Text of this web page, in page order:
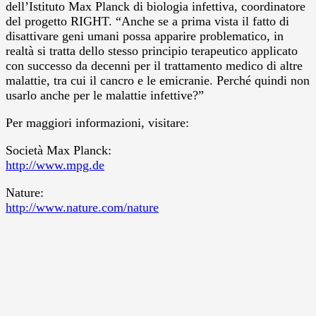
dell’Istituto Max Planck di biologia infettiva, coordinatore
del progetto RIGHT. “Anche se a prima vista il fatto di
disattivare geni umani possa apparire problematico, in
realtà si tratta dello stesso principio terapeutico applicato
con successo da decenni per il trattamento medico di altre
malattie, tra cui il cancro e le emicranie. Perché quindi non
usarlo anche per le malattie infettive?”
Per maggiori informazioni, visitare:
Società Max Planck:
http://www.mpg.de
Nature:
http://www.nature.com/nature